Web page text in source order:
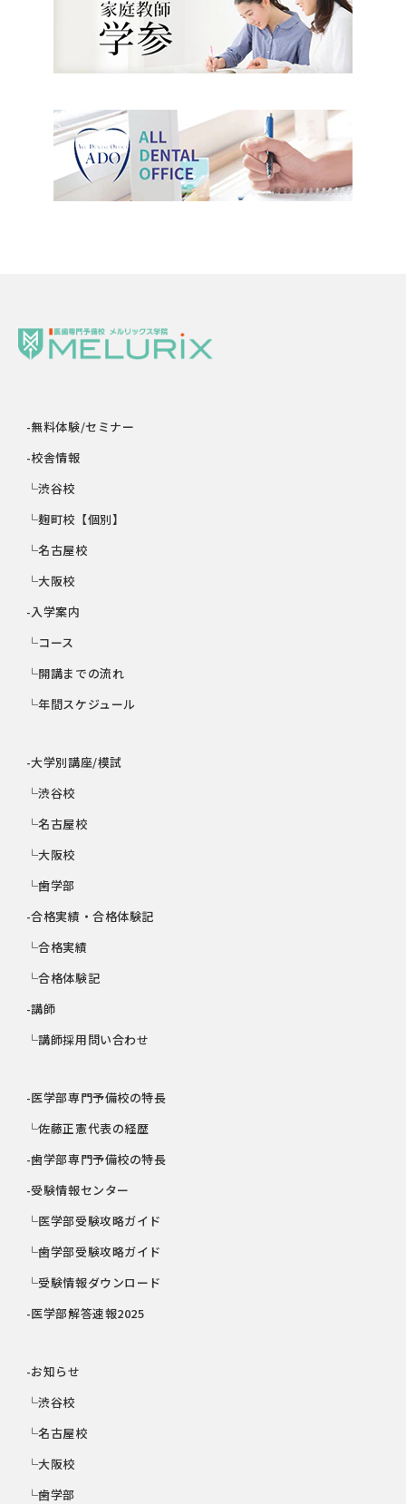
-無料体験/セミナー
-校舎情報
└渋谷校
└麹町校【個別】
└名古屋校
└大阪校
-入学案内
└コース
└開講までの流れ
└年間スケジュール
-大学別講座/模試
└渋谷校
└名古屋校
└大阪校
└歯学部
-合格実績・合格体験記
└合格実績
└合格体験記
-講師
└講師採用問い合わせ
-医学部専門予備校の特長
└佐藤正憲代表の経歴
-歯学部専門予備校の特長
-受験情報センター
└医学部受験攻略ガイド
└歯学部受験攻略ガイド
└受験情報ダウンロード
-医学部解答速報2025
-お知らせ
└渋谷校
└名古屋校
└大阪校
└歯学部